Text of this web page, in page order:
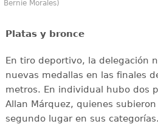
Bernie Morales)
Platas y bronce
En tiro deportivo, la delegación
nuevas medallas en las finales
metros. En individual hubo dos
Allan Márquez, quienes
segundo lugar en sus categorías.